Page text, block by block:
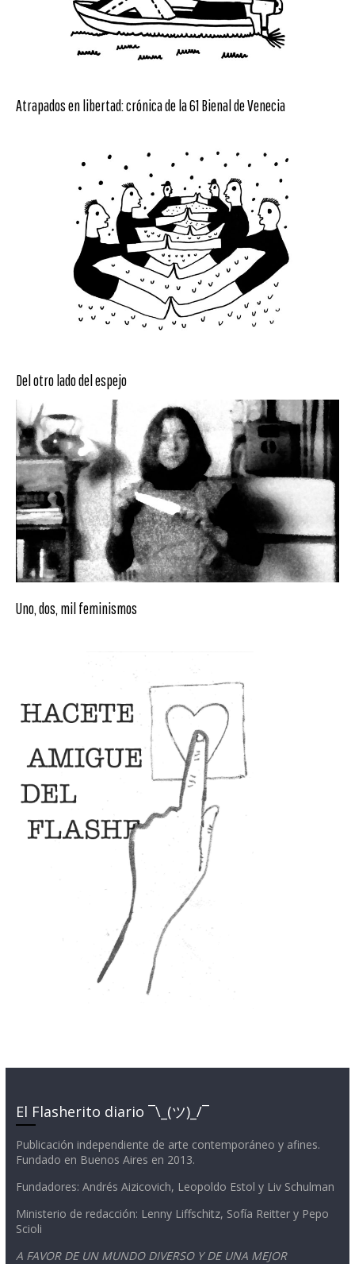
Atrapados en libertad: crónica de la 61 Bienal de Venecia
Del otro lado del espejo
Uno, dos, mil feminismos
El Flasherito diario ¯\_(ツ)_/¯
Publicación independiente de arte contemporáneo y afines.
Fundado en Buenos Aires en 2013.
Fundadores: Andrés Aizicovich, Leopoldo Estol y Liv Schulman
Ministerio de redacción: Lenny Liffschitz, Sofía Reitter y Pepo
Scioli
A FAVOR DE UN MUNDO DIVERSO Y DE UNA MEJOR